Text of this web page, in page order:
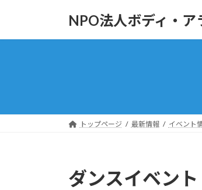
NPO法人ボディ・ア
トップページ 最新情報 イベント
ダンスイベン